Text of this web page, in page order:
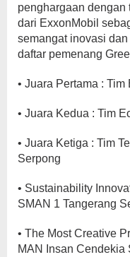
penghargaan dengan
dari ExxonMobil
semangat inovasi
daftar pemenang
• Juara Pertama :
• ⁠Juara Kedua : Tim
• Juara Ketiga : Tim
Serpong
• Sustainability
SMAN 1 Tangerang
• The Most Creative
MAN Insan Cendekia